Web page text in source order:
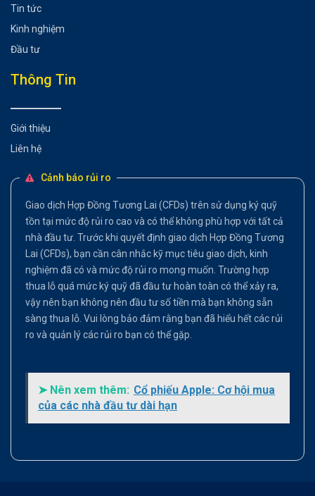
Tin tức
Kinh nghiệm
Đầu tư
Thông Tin
Giới thiệu
Liên hệ
Cảnh báo rủi ro
Giao dịch Hợp Đồng Tương Lai (CFDs) trên sử dụng ký quỹ
tồn tại mức độ rủi ro cao và có thể không phù hợp với tất cả
nhà đầu tư. Trước khi quyết định giao dịch Hợp Đồng Tương
Lai (CFDs), bạn cần cân nhắc kỹ mục tiêu giao dịch, kinh
nghiệm đã có và mức độ rủi ro mong muốn. Trường hợp
thua lỗ quá mức ký quỹ đã đầu tư hoàn toàn có thể xảy ra,
vậy nên bạn không nên đầu tư số tiền mà bạn không sẵn
sàng thua lỗ. Vui lòng bảo đảm rằng bạn đã hiểu hết các rủi
ro và quản lý các rủi ro bạn có thể gặp.
➤ Nên xem thêm: Cổ phiếu Apple: Cơ hội mua
của các nhà đầu tư dài hạn